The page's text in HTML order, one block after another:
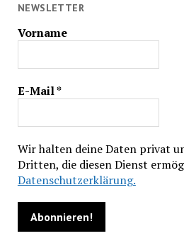
NEWSLETTER
Vorname
E-Mail*
Wir halten deine Daten privat
Dritten, die diesen Dienst
Datenschutzerklärung.